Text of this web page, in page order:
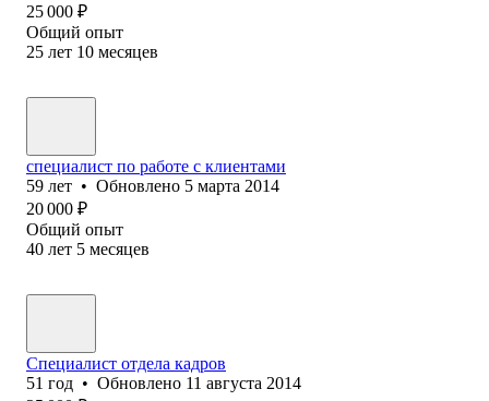
25 000 ₽
Общий опыт
25 лет 10 месяцев
специалист по работе с клиентами
59 лет • Обновлено 5 марта 2014
20 000 ₽
Общий опыт
40 лет 5 месяцев
Специалист отдела кадров
51 год • Обновлено 11 августа 2014